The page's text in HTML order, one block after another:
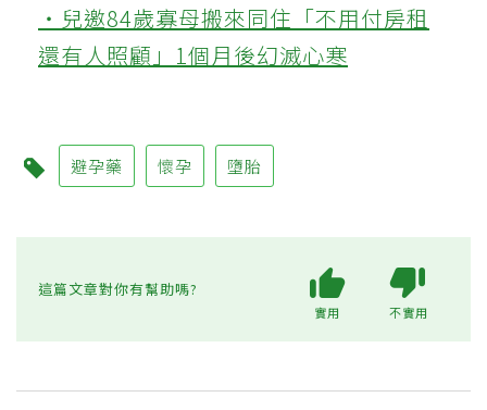
‧兒邀84歲寡母搬來同住「不用付房租
還有人照顧」1個月後幻滅心寒
避孕藥 懷孕 墮胎
這篇文章對你有幫助嗎?
實用 不實用